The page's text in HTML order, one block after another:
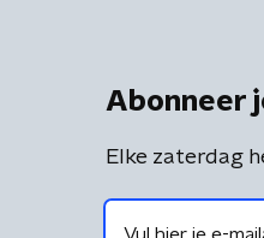
Abonneer
Elke zaterdag